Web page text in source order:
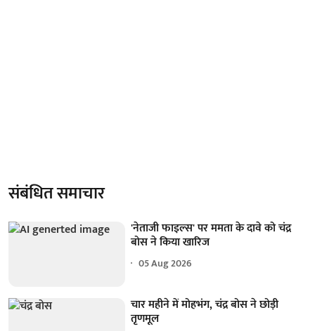
संबंधित समाचार
'नेताजी फाइल्स' पर ममता के दावे को चंद्र
बोस ने किया खारिज
05 Aug 2026
चार महीने में मोहभंग, चंद्र बोस ने छोड़ी
तृणमूल